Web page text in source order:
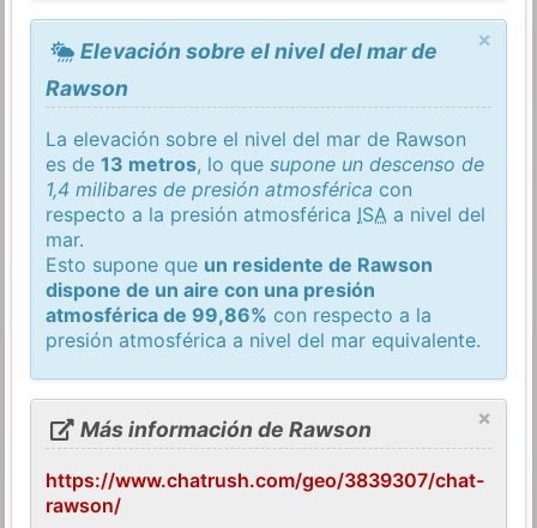
×
Elevación sobre el nivel del mar de
Rawson
La elevación sobre el nivel del mar de Rawson
es de13 metros, lo quesupone un descenso de
1,4 milibares de presión atmosférica con
respecto a la presión atmosférica ISA a nivel del
mar.
Esto supone que un residente de Rawson
dispone de un aire con una presión
atmosférica de 99,86% con respecto a la
presión atmosférica a nivel del mar equivalente.
×
Más información de Rawson
https://www.chatrush.com/geo/3839307/chat-
rawson/